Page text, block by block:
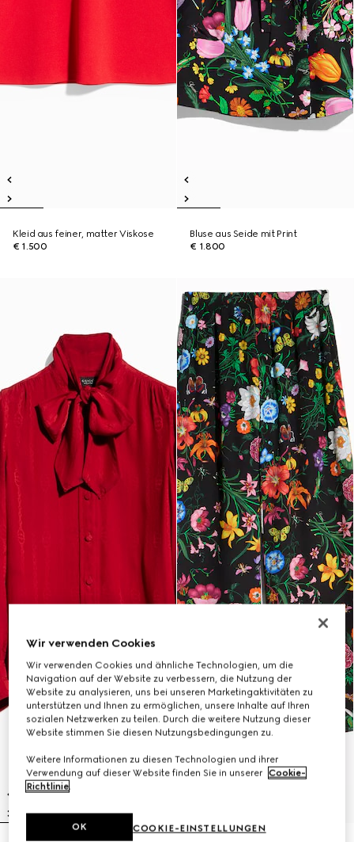
Kleid aus feiner, matter Viskose
€ 1.500
Bluse aus Seide mit Print
€ 1.800
Wir verwenden Cookies
Wir verwenden Cookies und ähnliche Technologien, um die
Navigation auf der Website zu verbessern, die Nutzung der
Website zu analysieren, uns bei unseren Marketingaktivitäten zu
unterstützen und Ihnen zu ermöglichen, unsere Inhalte auf Ihren
sozialen Netzwerken zu teilen. Durch die weitere Nutzung dieser
Website stimmen Sie diesen Nutzungsbedingungen zu.
Weitere Informationen zu diesen Technologien und ihrer
Verwendung auf dieser Website finden Sie in unserer Cookie-
Richtlinie.
COOKIE-EINSTELLUNGEN
OK